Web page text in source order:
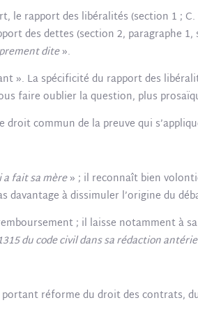
le rapport des libéralités (section 1 ;
des dettes (section 2, paragraphe 1,
dite».
». La spécificité du rapport des
faire oublier la question, plus
commun de la preuve qui
fait sa mère» ; il reconnaît bien
davantage à dissimuler l’origine du
; il laisse notamment à
du code civil dans sa rédaction
portant réforme du droit des contrats,